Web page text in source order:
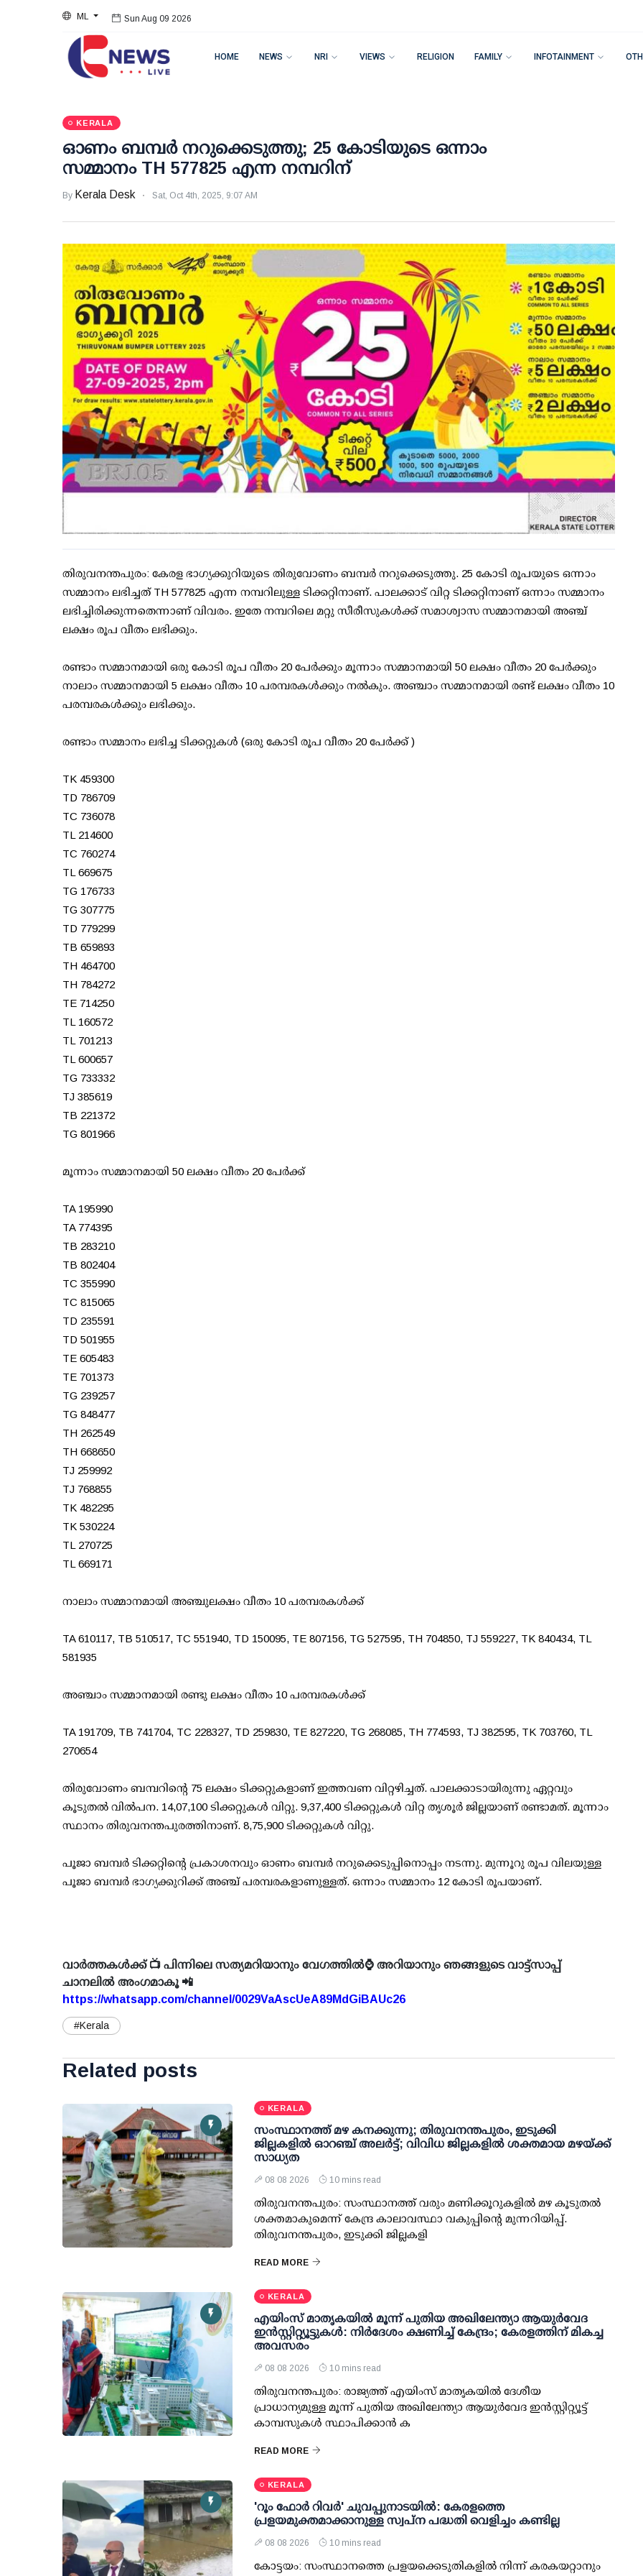
ML Sun Aug 09 2026
HOME NEWS NRI VIEWS RELIGION FAMILY INFOTAINMENT
KERALA
ഓണം ബമ്പര്‍ നറുക്കെടുത്തു; 25 കോടിയുടെ ഒന്നാം
സമ്മാനം TH 577825 എന്ന നമ്പറിന്
By Kerala Desk Sat, Oct 4th, 2025, 9:07 AM
തിരുവനന്തപുരം: കേരള ഭാഗ്യക്കുറിയുടെ തിരുവോണം ബമ്പര്‍ നറുക്കെടുത്തു. 25 കോടി രൂപയുടെ ഒന്നാം
സമ്മാനം ലഭിച്ചത് TH 577825 എന്ന നമ്പറിലുള്ള ടിക്കറ്റിനാണ്. പാലക്കാട് വിറ്റ ടിക്കറ്റിനാണ് ഒന്നാം സമ്മാനം
ലഭിച്ചിരിക്കുന്നതെന്നാണ് വിവരം. ഇതേ നമ്പറിലെ മറ്റു സീരീസുകള്‍ക്ക് സമാശ്വാസ സമ്മാനമായി അഞ്ച്
ലക്ഷം രൂപ വീതം ലഭിക്കും.
രണ്ടാം സമ്മാനമായി ഒരു കോടി രൂപ വീതം 20 പേര്‍ക്കും മൂന്നാം സമ്മാനമായി 50 ലക്ഷം വീതം 20 പേര്‍ക്കും
നാലാം സമ്മാനമായി 5 ലക്ഷം വീതം 10 പരമ്പരകള്‍ക്കും നല്‍കും. അഞ്ചാം സമ്മാനമായി രണ്ട് ലക്ഷം വീതം 10
പരമ്പരകള്‍ക്കും ലഭിക്കും.
രണ്ടാം സമ്മാനം ലഭിച്ച ടിക്കറ്റുകള്‍ (ഒരു കോടി രൂപ വീതം 20 പേര്‍ക്ക് )
TK 459300
TD 786709
TC 736078
TL 214600
TC 760274
TL 669675
TG 176733
TG 307775
TD 779299
TB 659893
TH 464700
TH 784272
TE 714250
TL 160572
TL 701213
TL 600657
TG 733332
TJ 385619
TB 221372
TG 801966
മൂന്നാം സമ്മാനമായി 50 ലക്ഷം വീതം 20 പേര്‍ക്ക്
TA 195990
TA 774395
TB 283210
TB 802404
TC 355990
TC 815065
TD 235591
TD 501955
TE 605483
TE 701373
TG 239257
TG 848477
TH 262549
TH 668650
TJ 259992
TJ 768855
TK 482295
TK 530224
TL 270725
TL 669171
നാലാം സമ്മാനമായി അഞ്ചുലക്ഷം വീതം 10 പരമ്പരകള്‍ക്ക്
TA 610117, TB 510517, TC 551940, TD 150095, TE 807156, TG 527595, TH 704850, TJ 559227, TK 840434, TL
581935
അഞ്ചാം സമ്മാനമായി രണ്ടു ലക്ഷം വീതം 10 പരമ്പരകള്‍ക്ക്
TA 191709, TB 741704, TC 228327, TD 259830, TE 827220, TG 268085, TH 774593, TJ 382595, TK 703760, TL
270654
തിരുവോണം ബമ്പറിന്റെ 75 ലക്ഷം ടിക്കറ്റുകളാണ് ഇത്തവണ വിറ്റഴിച്ചത്. പാലക്കാടായിരുന്നു ഏറ്റവും
കൂടുതല്‍ വില്‍പന. 14,07,100 ടിക്കറ്റുകള്‍ വിറ്റു. 9,37,400 ടിക്കറ്റുകള്‍ വിറ്റ തൃശൂര്‍ ജില്ലയാണ് രണ്ടാമത്. മൂന്നാം
സ്ഥാനം തിരുവനന്തപുരത്തിനാണ്. 8,75,900 ടിക്കറ്റുകള്‍ വിറ്റു.
പൂജാ ബമ്പര്‍ ടിക്കറ്റിന്റെ പ്രകാശനവും ഓണം ബമ്പര്‍ നറുക്കെടുപ്പിനൊപ്പം നടന്നു. മുന്നൂറു രൂപ വിലയുള്ള
പൂജാ ബമ്പര്‍ ഭാഗ്യക്കുറിക്ക് അഞ്ച് പരമ്പരകളാണുള്ളത്. ഒന്നാം സമ്മാനം 12 കോടി രൂപയാണ്.
വാർത്തകൾക്ക് 📺 പിന്നിലെ സത്യമറിയാനും വേഗത്തിൽ⌚ അറിയാനും ഞങ്ങളുടെ വാട്ട്സാപ്പ്
ചാനലിൽ അംഗമാകൂ 📲
https://whatsapp.com/channel/0029VaAscUeA89MdGiBAUc26
#Kerala
Related posts
KERALA
സംസ്ഥാനത്ത് മഴ കനക്കുന്നു; തിരുവനന്തപുരം, ഇടുക്കി
ജില്ലകളിൽ ഓറഞ്ച് അലർട്ട്; വിവിധ ജില്ലകളിൽ ശക്തമായ മഴയ്ക്ക്
സാധ്യത
08 08 2026 10 mins read
തിരുവനന്തപുരം: സംസ്ഥാനത്ത് വരും മണിക്കൂറുകളിൽ മഴ കൂടുതൽ
ശക്തമാകുമെന്ന് കേന്ദ്ര കാലാവസ്ഥാ വകുപ്പിന്റെ മുന്നറിയിപ്പ്.
തിരുവനന്തപുരം, ഇടുക്കി ജില്ലകളി
READ MORE
KERALA
എയിംസ് മാതൃകയില്‍ മൂന്ന് പുതിയ അഖിലേന്ത്യാ ആയുര്‍വേദ
ഇന്‍സ്റ്റിറ്റ്യൂട്ടുകള്‍: നിര്‍ദേശം ക്ഷണിച്ച് കേന്ദ്രം; കേരളത്തിന് മികച്ച
അവസരം
08 08 2026 10 mins read
തിരുവനന്തപുരം: രാജ്യത്ത് എയിംസ് മാതൃകയില്‍ ദേശീയ
പ്രാധാന്യമുള്ള മൂന്ന് പുതിയ അഖിലേന്ത്യാ ആയുര്‍വേദ ഇന്‍സ്റ്റിറ്റ്യൂട്ട്
കാമ്പസുകള്‍ സ്ഥാപിക്കാന്‍ ക
READ MORE
KERALA
'റൂം ഫോര്‍ റിവര്‍' ചുവപ്പുനാടയില്‍: കേരളത്തെ
പ്രളയമുക്തമാക്കാനുള്ള സ്വപ്ന പദ്ധതി വെളിച്ചം കണ്ടില്ല
08 08 2026 10 mins read
കോട്ടയം: സംസ്ഥാനത്തെ പ്രളയക്കെടുതികളില്‍ നിന്ന് കരകയറ്റാനും